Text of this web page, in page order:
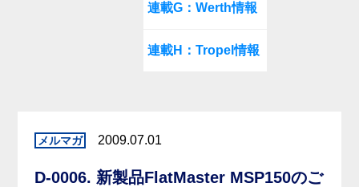
連載G：Werth情報
連載H：Tropel情報
2009.07.01
D-0006. 新製品FlatMaster MSP150のご